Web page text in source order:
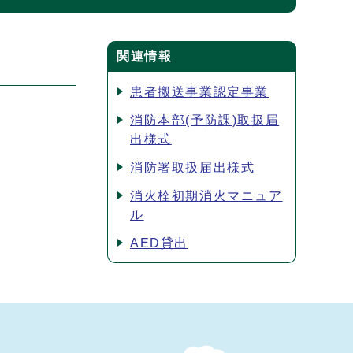
関連情報
患者搬送事業認定事業
消防本部(予防課)取扱届
出様式
消防署取扱届出様式
消火栓初期消火マニュア
ル
AED貸出